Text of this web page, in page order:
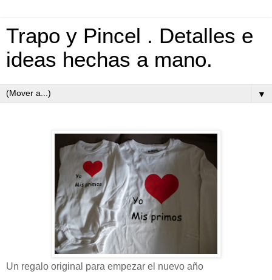
Trapo y Pincel . Detalles e
ideas hechas a mano.
▼
Un regalo original para empezar el nuevo año